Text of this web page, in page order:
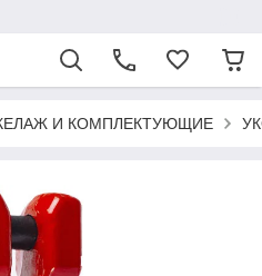
И КОМПЛЕКТУЮЩИЕ